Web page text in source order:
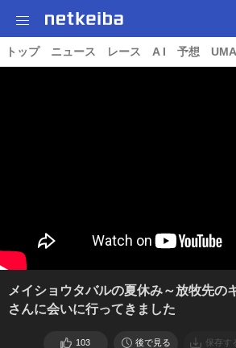
トップ ニュース レース A I 予想
メイショウタバルの夏休み～放牧先の
さんに会いに行ってきました
103 後で見る 保存す